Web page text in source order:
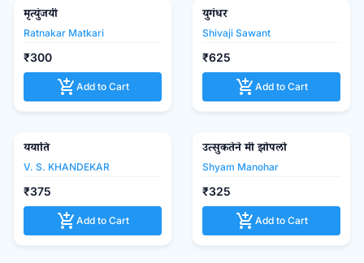
मृत्युंजयी
Ratnakar Matkari
₹300
add_shopping_cart Add to Cart
युगंधर
Shivaji Sawant
₹625
add_shopping_cart Add to Cart
ययाति
V. S. KHANDEKAR
₹375
add_shopping_cart Add to Cart
Popular Prakashan
उत्सुकतेने मी झोपलो
Shyam Manohar
₹325
add_shopping_cart Add to Cart